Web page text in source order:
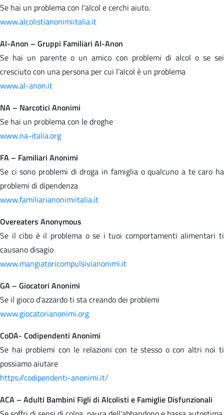
Se hai un problema con l’alcol e cerchi aiuto.
www.alcolistianonimiitalia.it
Al-Anon – Gruppi Familiari Al-Anon
Se hai un parente o un amico con problemi di alcol o se sei
cresciuto con una persona per cui l’alcol è un problema
www.al-anon.it
NA – Narcotici Anonimi
Se hai un problema con le droghe
www.na-italia.org
FA – Familiari Anonimi
Se ci sono problemi di droga in famiglia o qualcuno a te caro ha
problemi di dipendenza
www.familiarianonimiitalia.it
Overeaters Anonymous
Se il cibo è il problema o se i tuoi comportamenti alimentari ti
causano disagio
www.mangiatoricompulsivianonimi.it
GA – Giocatori Anonimi
Se il gioco d’azzardo ti sta creando dei problemi
www.giocatorianonimi.org
CoDA- Codipendenti Anonimi
Se hai problemi con le relazioni con te stesso o con altri noi ti
possiamo aiutare
https://codipendenti-anonimi.it/
ACA – Adulti Bambini Figli di Alcolisti e Famiglie Disfunzionali